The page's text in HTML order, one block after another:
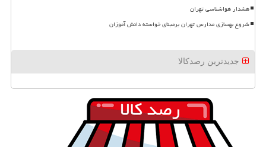
هشدار هواشناسی تهران
شروع بهسازی مدارس تهران برمبنای خواسته دانش آموزان
جدیدترین رصدکالا